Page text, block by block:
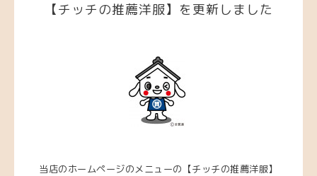
【チッチの推薦洋服】を更新しました
当店のホームページのメニューの【チッチの推薦洋服】